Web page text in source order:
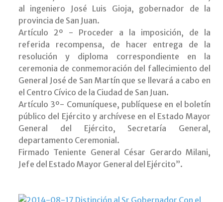
al ingeniero José Luis Gioja, gobernador de la
provincia de San Juan.
Artículo 2º - Proceder a la imposición, de la
referida recompensa, de hacer entrega de la
resolución y diploma correspondiente en la
ceremonia de conmemoración del fallecimiento del
General José de San Martín que se llevará a cabo en
el Centro Cívico de la Ciudad de San Juan.
Artículo 3º- Comuníquese, publíquese en el boletín
público del Ejército y archívese en el Estado Mayor
General del Ejército, Secretaría General,
departamento Ceremonial.
Firmado Teniente General César Gerardo Milani,
Jefe del Estado Mayor General del Ejército”.